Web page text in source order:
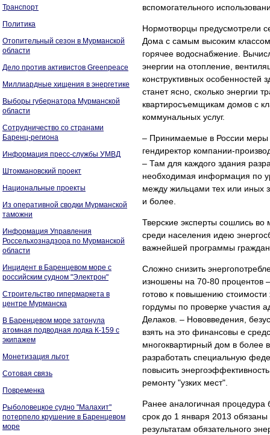
Транспорт
Политика
Отопительный сезон в Мурманской
области
Дело против активистов Greenpeace
Миллиардные хищения в энергетике
Выборы губернатора Мурманской
области
Сотрудничество со странами
Баренц-региона
Информация пресс-службы УМВД
Штокмановский проект
Национальные проекты
Из оперативной сводки Мурманской
таможни
Информация Управления
Россельхознадзора по Мурманской
области
Инцидент в Баренцевом море с
российским судном "Электрон"
Строительство гипермаркета в
центре Мурманска
В Баренцевом море затонула
атомная подводная лодка К-159 с
экипажем
Монетизация льгот
Сотовая связь
Повременка
Рыболовецкое судно "Малахит"
потерпело крушение в Баренцевом
море
вспомогательного
Нормотворцы предусмотрели
Дома с самым высоким
горячее водоснабжение.
энергии на отопление,
конструктивных особенностей
станет ясно, сколько энергии
квартиросъемщикам домов с
коммунальных услуг.
– Принимаемые в России меры
гендиректор компании-
– Там для каждого здания
необходимая информация по
между жильцами тех или иных
и более.
Тверские эксперты сошлись во
среди населения идею
важнейшей программы
Сложно снизить
изношены на 70-80 процентов
готово к повышению
гордумы по проверке участия
Делаков. – Нововведения,
взять на это финансовы е
многоквартирный дом в более
разработать специальную
повысить
ремонту "узких мест".
Ранее аналогичная
срок до 1 января 2013
результатам обязательного